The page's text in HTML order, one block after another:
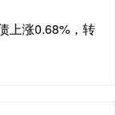
上涨0.68%，转